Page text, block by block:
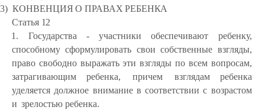
3) КОНВЕНЦИЯ О ПРАВАХ РЕБЕНКА
Статья 12
1. Государства - участники обеспечивают ребенку,
способному сформулировать свои собственные взгляды,
право свободно выражать эти взгляды по всем вопросам,
затрагивающим ребенка,
причем
взглядам ребенка
уделяется должное внимание в соответствии с возрастом
и зрелостью ребенка.